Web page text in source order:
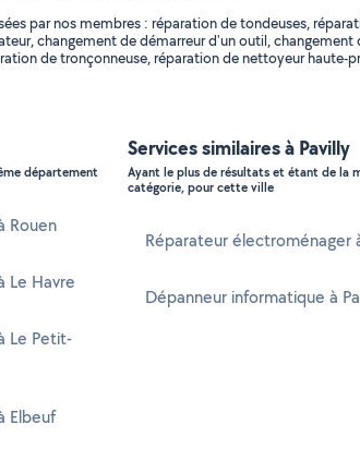
par nos membres : réparation de tondeuses,
changement de démarreur d'un outil,
de tronçonneuse, réparation de nettoyeur haute-
département
Rouen
Le Havre
Le Petit-
Elbeuf
Services similaires à Pavilly
Ayant le plus de résultats et étant de la
catégorie, pour cette ville
Réparateur électroménager
Dépanneur informatique à